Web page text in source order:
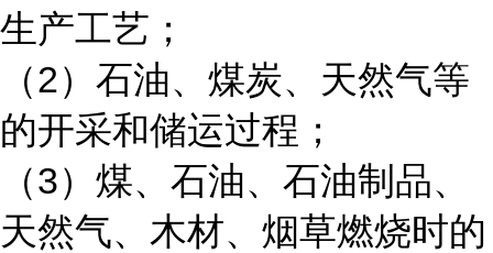
生产工艺；
（2）石油、煤炭、天然气等
的开采和储运过程；
（3）煤、石油、石油制品、
天然气、木材、烟草燃烧时的